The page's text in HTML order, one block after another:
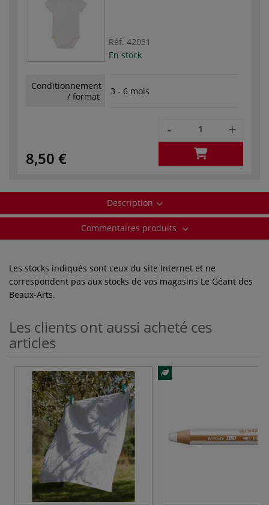
Réf. 42031
En stock
Conditionnement
/ format
3 - 6 mois
8,50 €
- +
Description
Commentaires produits
Les stocks indiqués sont ceux du site Internet et ne
correspondent pas aux stocks de vos magasins Le Géant des
Beaux-Arts.
Les clients ont aussi acheté ces
articles